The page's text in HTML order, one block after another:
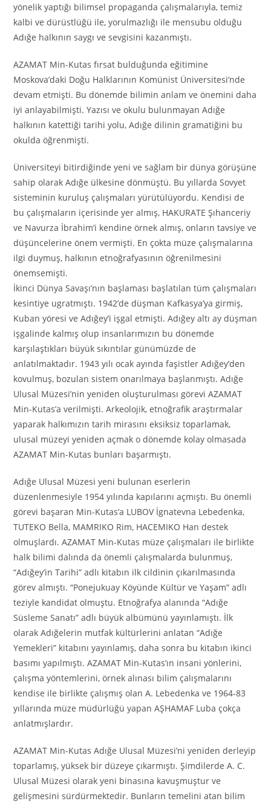
yönelik yaptığı bilimsel propaganda çalışmalarıyla, temiz
kalbi ve dürüstlüğü ile, yorulmazlığı ile mensubu olduğu
Adığe halkının saygı ve sevgisini kazanmıştı.
AZAMAT Min-Kutas fırsat bulduğunda eğitimine
Moskova’daki Doğu Halklarının Komünist Üniversitesi’nde
devam etmişti. Bu dönemde bilimin anlam ve önemini daha
iyi anlayabilmişti. Yazısı ve okulu bulunmayan Adığe
halkının katettiği tarihi yolu, Adığe dilinin gramatiğini bu
okulda öğrenmişti.
Üniversiteyi bitirdiğinde yeni ve sağlam bir dünya görüşüne
sahip olarak Adığe ülkesine dönmüştü. Bu yıllarda Sovyet
sisteminin kuruluş çalışmaları yürütülüyordu. Kendisi de
bu çalışmaların içerisinde yer almış, HAKURATE Şıhanceriy
ve Navurza İbrahim’i kendine örnek almış, onların tavsiye ve
düşüncelerine önem vermişti. En çokta müze çalışmalarına
ilgi duymuş, halkının etnoğrafyasının öğrenilmesini
önemsemişti.
İkinci Dünya Savaşı’nın başlaması başlatılan tüm çalışmaları
kesintiye ugratmıştı. 1942’de düşman Kafkasya’ya girmiş,
Kuban yöresi ve Adığey’i işgal etmişti. Adığey altı ay düşman
işgalinde kalmış olup insanlarımızın bu dönemde
karşılaştıkları büyük sıkıntılar günümüzde de
anlatılmaktadır. 1943 yılı ocak ayında faşistler Adığey’den
kovulmuş, bozulan sistem onarılmaya başlanmıştı. Adığe
Ulusal Müzesi’nin yeniden oluşturulması görevi AZAMAT
Min-Kutas’a verilmişti. Arkeolojik, etnoğrafik araştırmalar
yaparak halkımızın tarih mirasını eksiksiz toparlamak,
ulusal müzeyi yeniden açmak o dönemde kolay olmasada
AZAMAT Min-Kutas bunları başarmıştı.
Adığe Ulusal Müzesi yeni bulunan eserlerin
düzenlenmesiyle 1954 yılında kapılarını açmıştı. Bu önemli
görevi başaran Min-Kutas’a LUBOV İgnatevna Lebedenka,
TUTEKO Bella, MAMRIKO Rim, HACEMIKO Han destek
olmuşlardı. AZAMAT Min-Kutas müze çalışmaları ile birlikte
halk bilimi dalında da önemli çalışmalarda bulunmuş,
“Adığey’in Tarihi” adlı kitabın ilk cildinin çıkarılmasında
görev almıştı. “Ponejukuay Köyünde Kültür ve Yaşam” adlı
teziyle kandidat olmuştu. Etnoğrafya alanında “Adığe
Süsleme Sanatı” adlı büyük albümünü yayınlamıştı. İlk
olarak Adığelerin mutfak kültürlerini anlatan “Adığe
Yemekleri” kitabını yayınlamış, daha sonra bu kitabın ikinci
basımı yapılmıştı. AZAMAT Min-Kutas’ın insani yönlerini,
çalışma yöntemlerini, örnek alınası bilim çalışmalarını
kendise ile birlikte çalışmış olan A. Lebedenka ve 1964-83
yıllarında müze müdürlüğü yapan AŞHAMAF Luba çokça
anlatmışlardır.
AZAMAT Min-Kutas Adığe Ulusal Müzesi’ni yeniden derleyip
toparlamış, yüksek bir düzeye çıkarmıştı. Şimdilerde A. C.
Ulusal Müzesi olarak yeni binasına kavuşmuştur ve
gelişmesini sürdürmektedir. Bunların temelini atan bilim